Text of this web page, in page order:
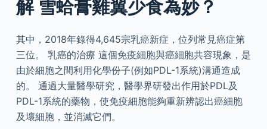
解 雪蛤膏雞翼少食為妙？
其中，2018年錄得4,645宗乳癌新症，位列常見癌症第
三位。 乳癌的治療 這個免疫細胞與癌細胞共容現象，是
由於細胞之間利用化學份子(例如PDL-1系統)溝通造成
的。 通過大量醫學研究，醫學界研發出作用於PDL及
PDL-1系統的藥物，使免疫細胞能夠重新辨認出癌細胞
及壞細胞，並消滅它們。